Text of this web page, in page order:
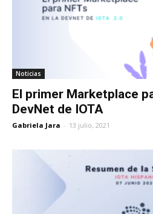
Noticias
El primer Marketplace
DevNet de IOTA
Gabriela Jara - 13 julio, 2021